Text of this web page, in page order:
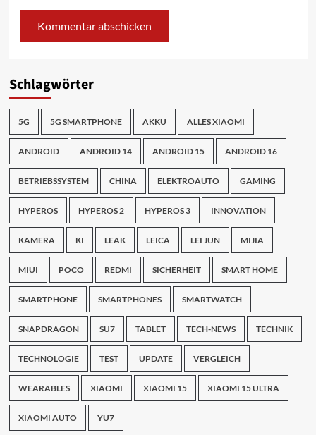
Schlagwörter
5G 5G SMARTPHONE AKKU ALLES XIAOMI
ANDROID ANDROID 14 ANDROID 15 ANDROID 16
BETRIEBSSYSTEM CHINA ELEKTROAUTO GAMING
HYPEROS HYPEROS 2 HYPEROS 3 INNOVATION
KAMERA KI LEAK LEICA LEI JUN MIJIA
MIUI POCO REDMI SICHERHEIT SMART HOME
SMARTPHONE SMARTPHONES SMARTWATCH
SNAPDRAGON SU7 TABLET TECH-NEWS TECHNIK
TECHNOLOGIE TEST UPDATE VERGLEICH
WEARABLES XIAOMI XIAOMI 15 XIAOMI 15 ULTRA
XIAOMI AUTO YU7